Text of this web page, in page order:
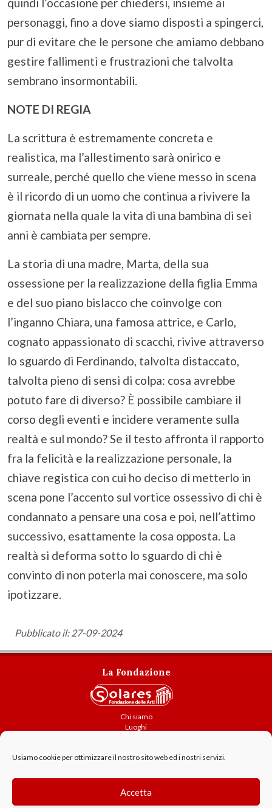
Usiamo cookie per ottimizzare il nostro sito web ed i nostri servizi.
Accetta
personaggi, fino a dove siamo disposti a spingerci,
pur di evitare che le persone che amiamo debbano
gestire fallimenti e frustrazioni che talvolta
sembrano insormontabili.
NOTE DI REGIA
La scrittura è estremamente concreta e
realistica, ma l’allestimento sarà onirico e
surreale, perché quello che viene messo in scena
è il ricordo di un uomo che continua a rivivere la
giornata nella quale la vita di una bambina di sei
anni è cambiata per sempre.
La storia di una madre, Marta, della sua
ossessione per la realizzazione della figlia Emma
e del suo piano bislacco che coinvolge con
l’inganno Chiara, una famosa attrice, e Carlo,
cognato appassionato di scacchi, rivive attraverso
lo sguardo di Ferdinando, talvolta distaccato,
talvolta pieno di sensi di colpa: cosa avrebbe
potuto fare di diverso? È possibile cambiare il
corso degli eventi e incidere veramente sulla
realtà e sul mondo? Se il testo affronta il rapporto
fra la felicità e la realizzazione personale, la
chiave registica con cui ho deciso di metterlo in
scena pone l’accento sul vortice ossessivo di chi è
condannato a pensare una cosa e poi, nell’attimo
successivo, esattamente la cosa opposta. La
realtà si deforma sotto lo sguardo di chi è
convinto di non poterla mai conoscere, ma solo
ipotizzare.
Pubblicato il: 27-09-2024
La Fondazione
Chi siamo
Luoghi
Contatti
Cookie Policy
GDPR - Privacy